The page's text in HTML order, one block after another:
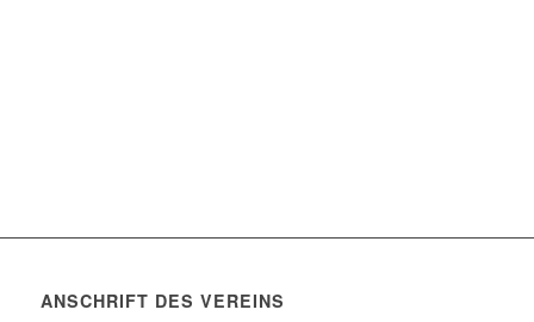
ANSCHRIFT DES VEREINS